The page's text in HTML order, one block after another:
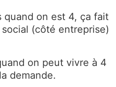
quand on est 4, ça fait
(côté entreprise)
on peut vivre à 4
demande.